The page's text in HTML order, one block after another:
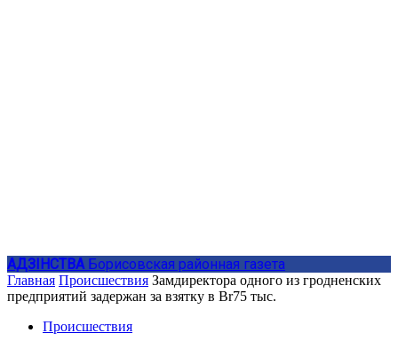
АДЗIНСТВА Борисовская районная газета
Главная Происшествия Замдиректора одного из гродненских
предприятий задержан за взятку в Br75 тыс.
Происшествия